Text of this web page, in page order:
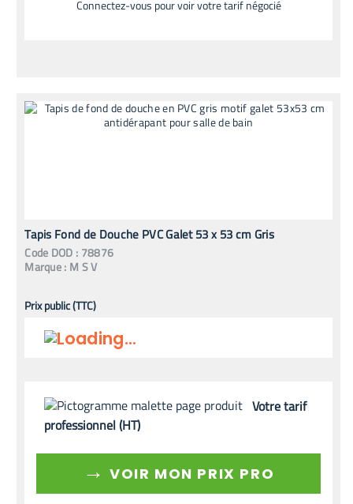
Connectez-vous pour voir votre tarif négocié
Tapis Fond de Douche PVC Galet 53 x 53 cm Gris
Code DOD : 78876
Marque : M S V
Prix public (TTC)
Votre tarif
professionnel (HT)
→ VOIR MON PRIX PRO